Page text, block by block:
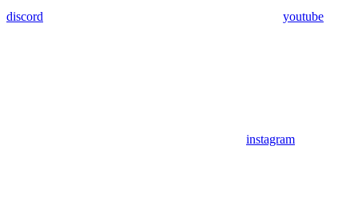
discord youtube
instagram